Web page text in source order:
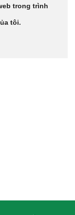
trong trình
tôi.